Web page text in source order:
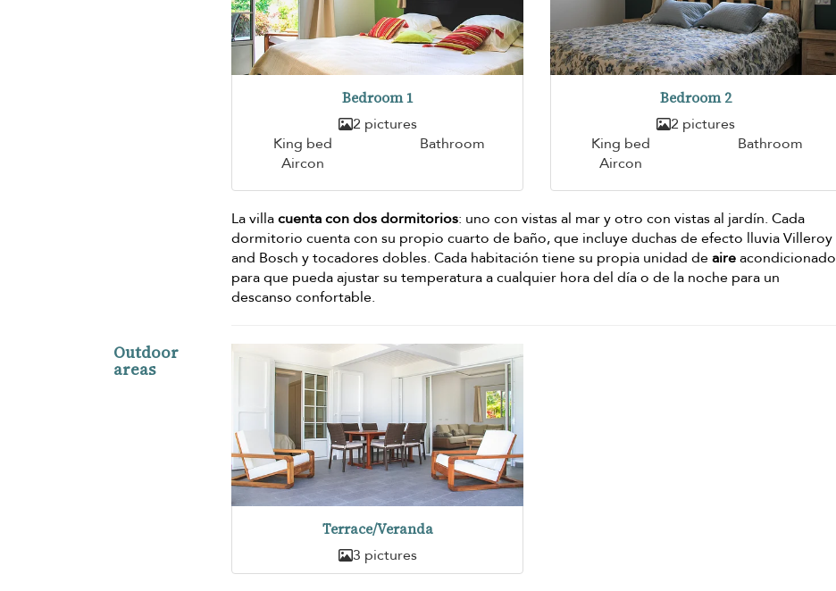
Bedroom 1
2 pictures
King bed
Bathroom
Aircon
Bedroom 2
2 pictures
King bed
Bathroom
Aircon
La villacuenta con dos dormitorios: uno con vistas al mar y otro con vistas al jardín. Cada
dormitorio cuenta con su propio cuarto de baño, que incluye duchas de efecto lluvia Villeroy
and Bosch y tocadores dobles. Cada habitación tiene su propia unidad deaireacondicionado
para que pueda ajustar su temperatura a cualquier hora del día o de la noche para un
descanso confortable.
Outdoor
areas
Terrace/Veranda
3 pictures